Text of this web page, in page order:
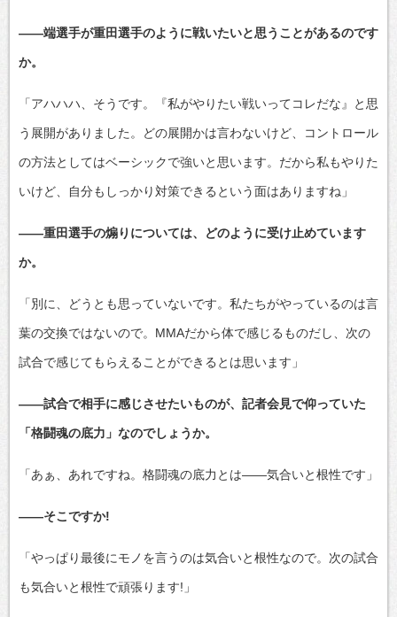
――端選手が重田選手のように戦いたいと思うことがあるのです
か。
「アハハハ、そうです。『私がやりたい戦いってコレだな』と思
う展開がありました。どの展開かは言わないけど、コントロール
の方法としてはベーシックで強いと思います。だから私もやりた
いけど、自分もしっかり対策できるという面はありますね」
――重田選手の煽りについては、どのように受け止めています
か。
「別に、どうとも思っていないです。私たちがやっているのは言
葉の交換ではないので。MMAだから体で感じるものだし、次の
試合で感じてもらえることができるとは思います」
――試合で相手に感じさせたいものが、記者会見で仰っていた
「格闘魂の底力」なのでしょうか。
「あぁ、あれですね。格闘魂の底力とは――気合いと根性です」
――そこですか!
「やっぱり最後にモノを言うのは気合いと根性なので。次の試合
も気合いと根性で頑張ります!」